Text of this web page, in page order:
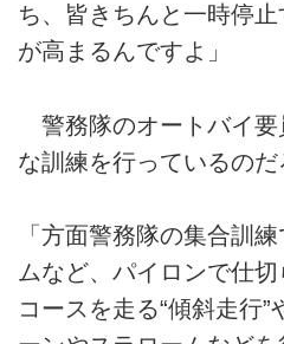
ち、皆きちんと一時停
が高まるんですよ」
警務隊のオートバイ要
な訓練を行っているのだ
「方面警務隊の集合訓
ムなど、パイロンで仕
コースを走る“傾斜走行